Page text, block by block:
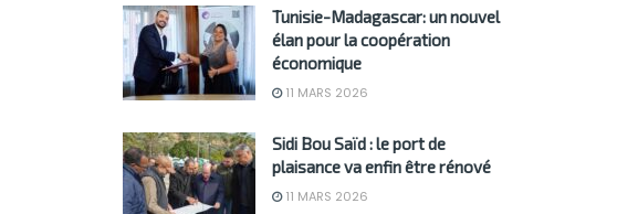
Tunisie-Madagascar: un nouvel
élan pour la coopération
économique
11 MARS 2026
Sidi Bou Saïd : le port de
plaisance va enfin être rénové
11 MARS 2026